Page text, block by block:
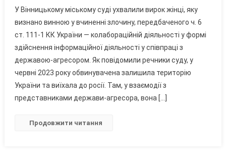
Судили
Зрадницю
Кочергу,
Яка
Ледь
Не
Очолила
У Вінницькому міському суді ухвалили вирок жінці, яку
визнано винною у вчиненні злочину, передбаченого ч. 6
ст. 111-1 КК України — колабораційній діяльності у формі
здійснення інформаційної діяльності у співпраці з
державою-агресором. Як повідомили речники суду, у
червні 2023 року обвинувачена залишила територію
України та виїхала до росії. Там, у взаємодії з
представниками держави-агресора, вона […]
Продовжити читання